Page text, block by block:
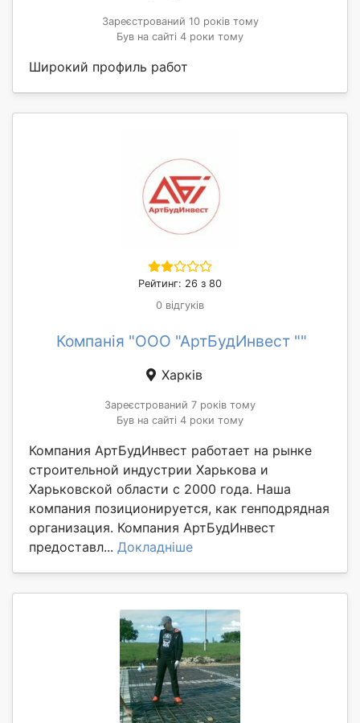
Зареєстрований 10 років тому
Був на сайті 4 роки тому
Широкий профиль работ
Рейтинг: 26 з 80
0 відгуків
Компанія "ООО "АртБудИнвест ""
Харків
Зареєстрований 7 років тому
Був на сайті 4 роки тому
Компания АртБудИнвест работает на рынке
строительной индустрии Харькова и
Харьковской области с 2000 года. Наша
компания позиционируется, как генподрядная
организация. Компания АртБудИнвест
предоставл... Докладніше